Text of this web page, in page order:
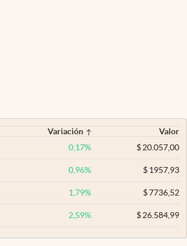
Variación
Valor
0,17% $20.057,00
0,96% $1957,93
1,79% $7736,52
2,59% $26.584,99